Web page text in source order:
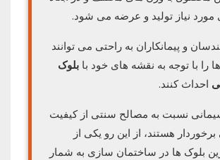
مورد نیاز تولید و عرضه می شود.
و پیمانکاران به راحتی می توانند
را با توجه به نقشه های خود با بلوک
احداث کنند.
نسبت به مصالح سنتی از کیفیت
برخوردار هستند، از این رو یکی از
بلوک ها در ساختمان سازی به شمار